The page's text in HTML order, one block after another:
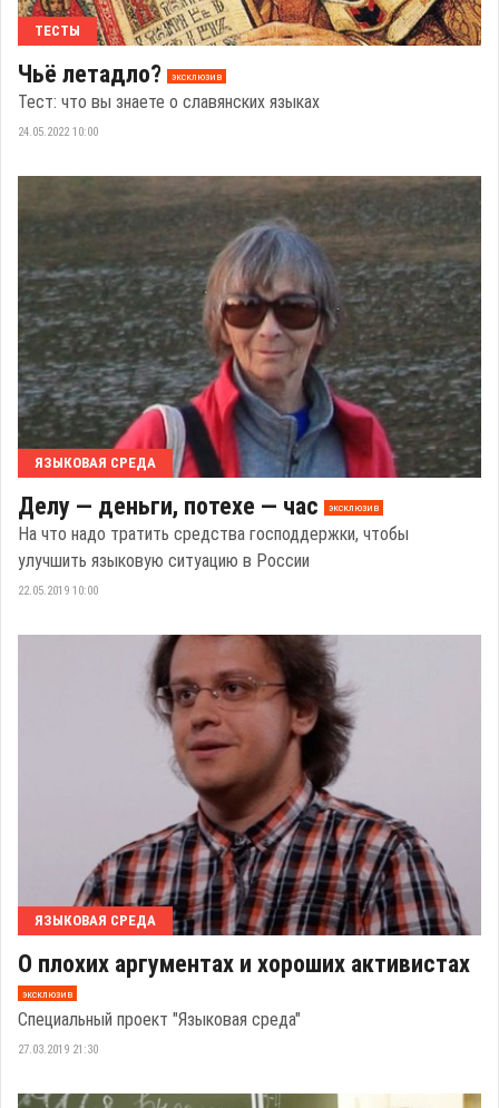
ТЕСТЫ
Чьё летадло? эксклюзив
Тест: что вы знаете о славянских языках
24.05.2022 10:00
ЯЗЫКОВАЯ СРЕДА
Делу — деньги, потехе — час эксклюзив
На что надо тратить средства господдержки, чтобы
улучшить языковую ситуацию в России
22.05.2019 10:00
ЯЗЫКОВАЯ СРЕДА
О плохих аргументах и хороших активистах
эксклюзив
Специальный проект "Языковая среда"
27.03.2019 21:30